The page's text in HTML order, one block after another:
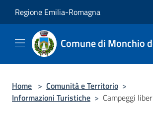
Regione Emilia-Romagna
Comune di Monchio
Home > Comunità e Territorio >
Informazioni Turistiche > Campeggi